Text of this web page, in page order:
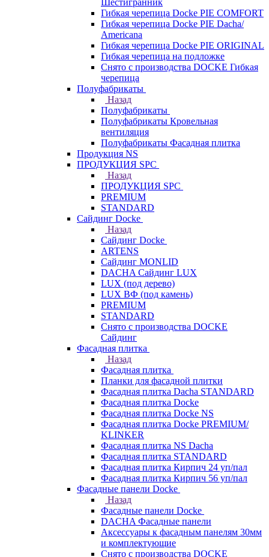
Шестигранник
Гибкая черепица Docke PIE COMFORT
Гибкая черепица Docke PIE Dacha/
Americana
Гибкая черепица Docke PIE ОRIGINАL
Гибкая черепица на подложке
Снято с производства DOCKE Гибкая
черепица
Полуфабрикаты
Назад
Полуфабрикаты
Полуфабрикаты Кровельная
вентиляция
Полуфабрикаты Фасадная плитка
Продукция NS
ПРОДУКЦИЯ SPC
Назад
ПРОДУКЦИЯ SPC
PREMIUM
STANDARD
Сайдинг Docke
Назад
Сайдинг Docke
ARTENS
Cайдинг MONLID
DACHA Сайдинг LUX
LUX (под дерево)
LUX ВФ (под камень)
PREMIUM
STANDARD
Снято с производства DOCKE
Сайдинг
Фасадная плитка
Назад
Фасадная плитка
Планки для фасадной плитки
Фасадная плитка Dacha STANDARD
Фасадная плитка Docke
Фасадная плитка Docke NS
Фасадная плитка Docke PREMIUM/
KLINKER
Фасадная плитка NS Dacha
Фасадная плитка STANDARD
Фасадная плитка Кирпич 24 уп/пал
Фасадная плитка Кирпич 56 уп/пал
Фасадные панели Docke
Назад
Фасадные панели Docke
DACHA Фасадные панели
Аксессуары к фасадным панелям 30мм
и комплектующие
Снято с производства DOCKE